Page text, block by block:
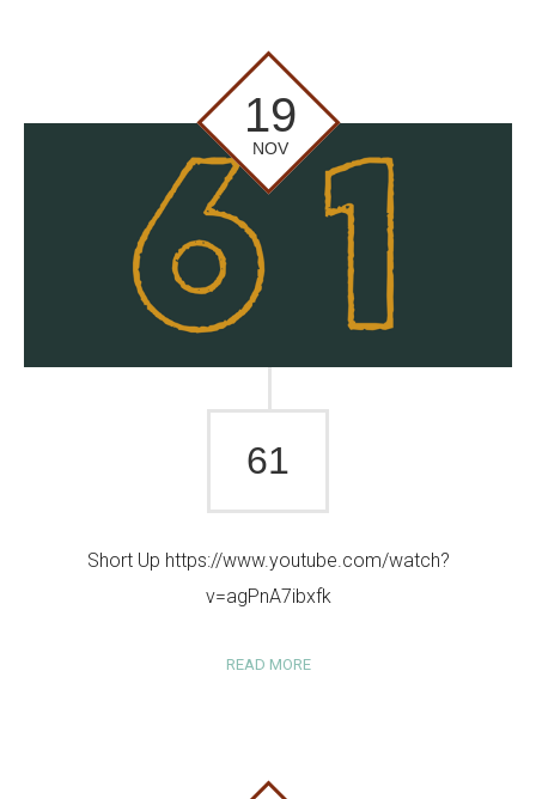
19
NOV
61
Short Up https://www.youtube.com/watch?
v=agPnA7ibxfk
READ MORE